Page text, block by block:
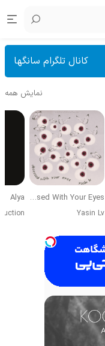
کانال تلگرام سانگها
نمایش همه
Obsessed With Your Eyes
Yasin Lv
Alya